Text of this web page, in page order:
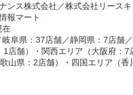
ンス株式会社／株式会社リース
報マート
在
阜県：37店舗／静岡県：7店舗
店舗）・関西エリア（大阪府：
山県：2店舗）・四国エリア（香